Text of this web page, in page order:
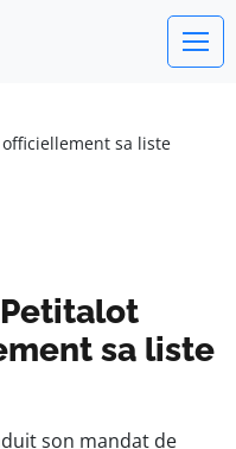
sa liste
sa liste
son mandat de